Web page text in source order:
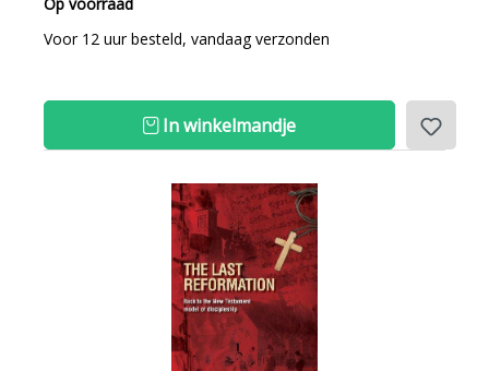
Voor 12 uur besteld, vandaag verzonden
In winkelmandje